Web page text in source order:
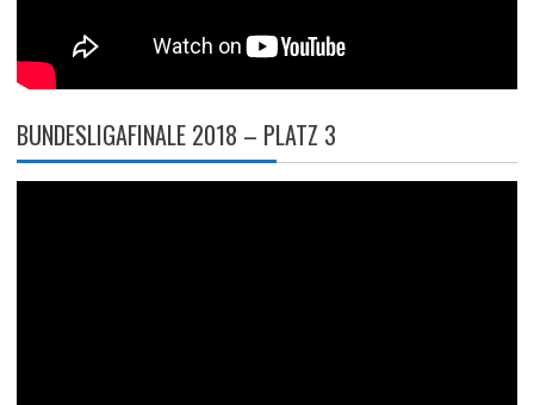
BUNDESLIGAFINALE 2018 – PLATZ 3